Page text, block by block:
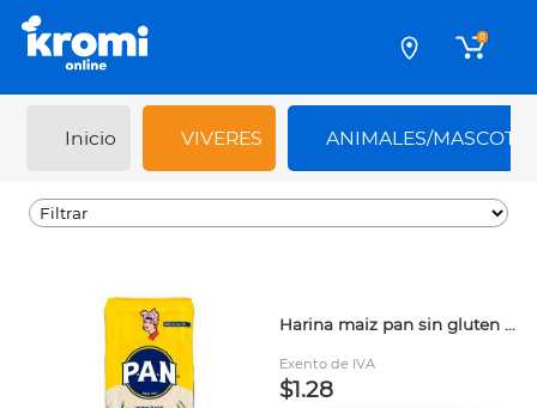
0
Inicio VIVERES ANIMALES/
Harina maiz pan sin gluten 1kg prs xx
Exento de IVA
$1.28